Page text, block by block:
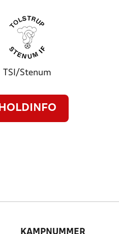
TSI/Stenum
HOLDINFO
KAMPNUMMER